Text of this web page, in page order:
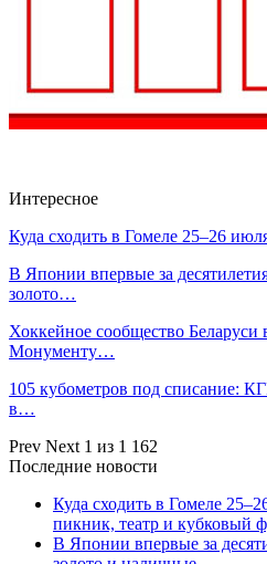
Интересное
Куда сходить в Гомеле 25–26
В Японии впервые за
золото…
Хоккейное сообщество Беларуси
Монументу…
105 кубометров под списание:
в…
Prev Next 1 из 1 162
Последние новости
Куда сходить в Гомеле
пикник, театр и кубковый
В Японии впервые за